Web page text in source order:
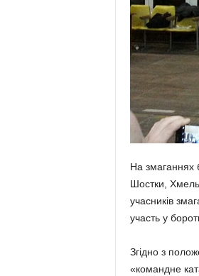
На змаганнях
Шостки,
учасників
участь у
Згідно з
«командне